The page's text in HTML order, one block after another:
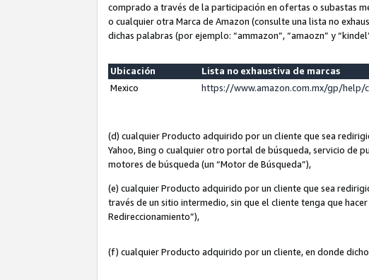
comprado a través de la participación en ofertas o subastas
o cualquier otra Marca de Amazon (consulte una lista no
dichas palabras (por ejemplo: “ammazon”, “amaozn” y
Ubicación
Lista no exhaustiva de marcas
Mexico
https://www.amazon.com.mx/gp/
(d) cualquier Producto adquirido por un cliente que sea
Yahoo, Bing o cualquier otro portal de búsqueda, servicio de
motores de búsqueda (un “Motor de Búsqueda”),
(e) cualquier Producto adquirido por un cliente que sea
través de un sitio intermedio, sin que el cliente tenga que
Redireccionamiento”),
(f) cualquier Producto adquirido por un cliente, en donde